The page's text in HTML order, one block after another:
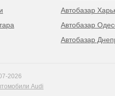
Автобазар
Автобазар
Автобазар
2026
Audi